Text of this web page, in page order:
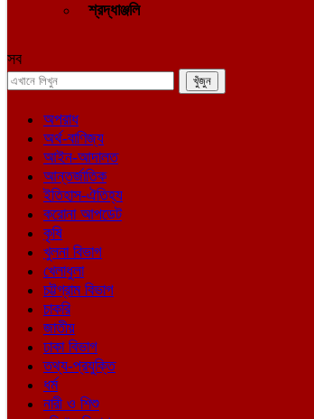
শ্রদ্ধাঞ্জলি
সব
অপরাধ
অর্থ-বাণিজ্য
আইন-আদালত
আন্তর্জাতিক
ইতিহাস-ঐতিহ্য
করোনা আপডেট
কৃষি
খুলনা বিভাগ
খেলাধুলা
চট্টগ্রাম বিভাগ
চাকরি
জাতীয়
ঢাকা বিভাগ
তথ্য-প্রযুক্তি
ধর্ম
নারী ও শিশু